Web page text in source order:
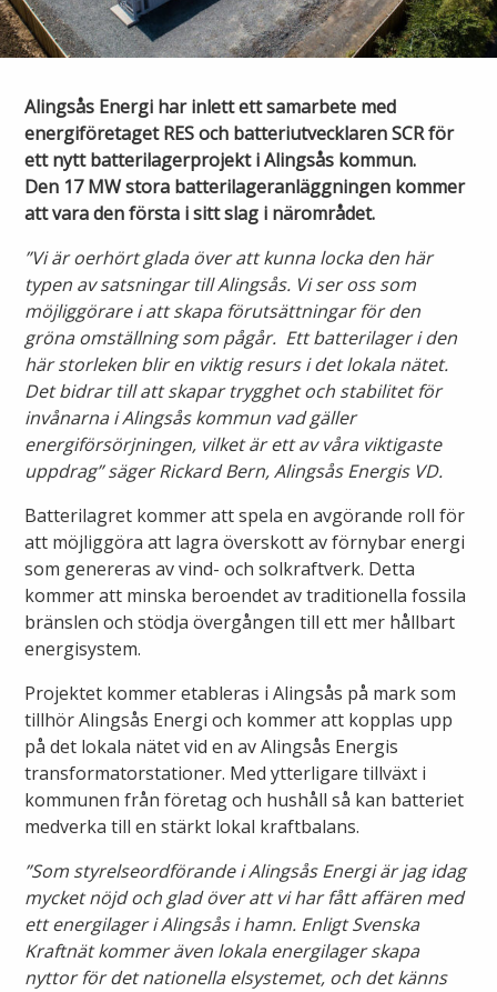
Elmarknaden
Sälj ditt överskott
Ny elanslutning
Ändra anslutning
Ansluta egen elproduktion
Elmätare och HAN-port
Manuell frånkoppling
Värmepriser och avtalsvillkor
Din fjärrvärmecentral
Anslut dig till fjärrvärme
Fiber
Alingsås fibernät
Anslut dig till fiber
Ladda elbil
Felanmälan
Driftstörningar
Varför blir det strömavbrott?
Bra att ha hemma vid ett strömavbrott
Flyttanmälan
Kundservice
Öppettider
Ska du gräva?
Ska du bygga eller riva?
Faktura och betalning
Konsumenträttigheter
Energispartips
Mina Sidor
VA & Renhållning
Vanliga frågor
Om oss
Kontakta oss
Leverantörer
Miljö och arbetsmiljö
Nyheter
Energiflödet
Alingsås Energi har inlett ett samarbete med
energiföretaget RES och batteriutvecklaren SCR för
ett nytt batterilagerprojekt i Alingsås kommun.
Den 17 MW stora batterilageranläggningen kommer
att vara den första i sitt slag i närområdet.
”Vi är oerhört glada över att kunna locka den här
typen av satsningar till Alingsås. Vi ser oss som
möjliggörare i att skapa förutsättningar för den
gröna omställning som pågår. Ett batterilager i den
här storleken blir en viktig resurs i det lokala nätet.
Det bidrar till att skapar trygghet och stabilitet för
invånarna i Alingsås kommun vad gäller
energiförsörjningen, vilket är ett av våra viktigaste
uppdrag” säger Rickard Bern, Alingsås Energis VD.
Batterilagret kommer att spela en avgörande roll för
att möjliggöra att lagra överskott av förnybar energi
som genereras av vind- och solkraftverk. Detta
kommer att minska beroendet av traditionella fossila
bränslen och stödja övergången till ett mer hållbart
energisystem.
Projektet kommer etableras i Alingsås på mark som
tillhör Alingsås Energi och kommer att kopplas upp
på det lokala nätet vid en av Alingsås Energis
transformatorstationer. Med ytterligare tillväxt i
kommunen från företag och hushåll så kan batteriet
medverka till en stärkt lokal kraftbalans.
”Som styrelseordförande i Alingsås Energi är jag idag
mycket nöjd och glad över att vi har fått affären med
ett energilager i Alingsås i hamn. Enligt Svenska
Kraftnät kommer även lokala energilager skapa
nyttor för det nationella elsystemet, och det känns